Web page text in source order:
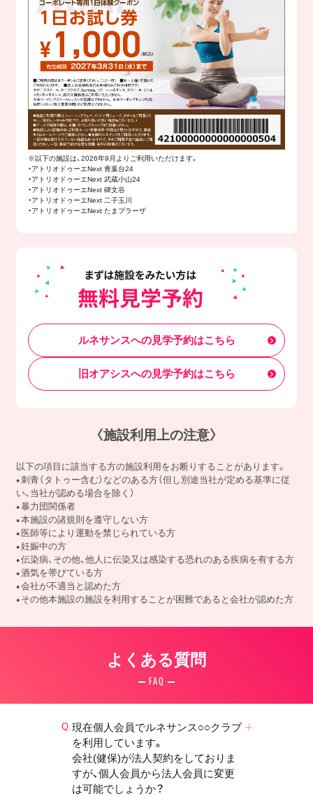
※以下の施設は、2026年9月よりご利用いただけます。
・アトリオドゥーエNext 青葉台24
・アトリオドゥーエNext 武蔵小山24
・アトリオドゥーエNext 碑文谷
・アトリオドゥーエNext 二子玉川
・アトリオドゥーエNext たまプラーザ
ルネサンスへの見学予約はこちら
旧オアシスへの見学予約はこちら
〈施設利用上の注意〉
以下の項目に該当する方の施設利用をお断りすることがあります。
刺青（タトゥー含む）などのある方（但し別途当社が定める基準に従
い、当社が認める場合を除く）
暴力団関係者
本施設の諸規則を遵守しない方
医師等により運動を禁じられている方
妊娠中の方
伝染病、その他、他人に伝染又は感染する恐れのある疾病を有する方
酒気を帯びている方
会社が不適当と認めた方
その他本施設の施設を利用することが困難であると会社が認めた方
よくある質問
FAQ
現在個人会員でルネサンス○○クラブ
を利用しています。
会社(健保)が法人契約をしておりま
すが、個人会員から法人会員に変更
は可能でしょうか？